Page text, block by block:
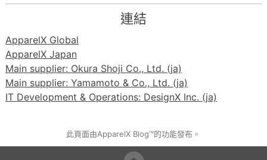
連結
ApparelX Global
ApparelX Japan
Main supplier: Okura Shoji Co., Ltd. (ja)
Main supplier: Yamamoto & Co., Ltd. (ja)
IT Development & Operations: DesignX Inc. (ja)
此頁面由ApparelX Blog™的功能發布。